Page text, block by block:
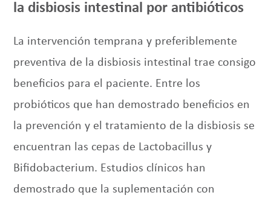
la disbiosis intestinal por antibióticos
La intervención temprana y preferiblemente
preventiva de la disbiosis intestinal trae consigo
beneficios para el paciente. Entre los
probióticos que han demostrado beneficios en
la prevención y el tratamiento de la disbiosis se
encuentran las cepas de Lactobacillus y
Bifidobacterium. Estudios clínicos han
demostrado que la suplementación con